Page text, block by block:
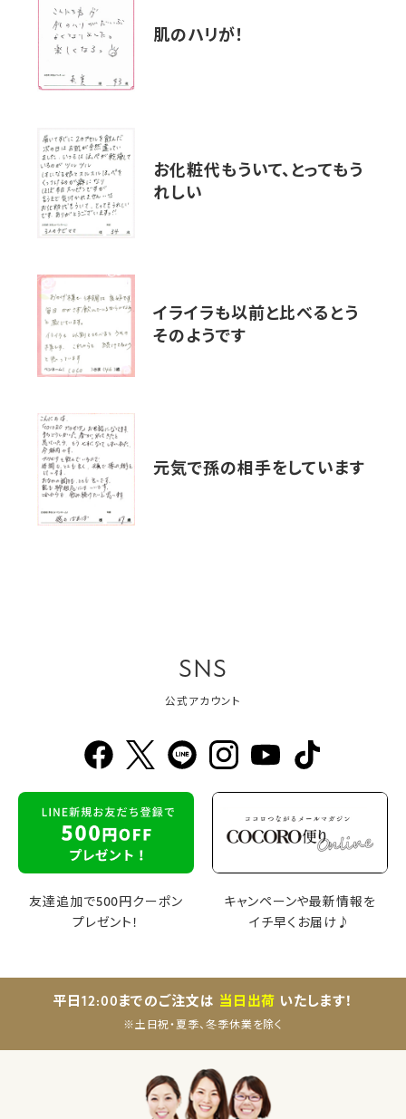
肌のハリが！
お化粧代もういて、とってもう
れしい
イライラも以前と比べるとう
そのようです
元気で孫の相手をしています
SNS
公式アカウント
友達追加で500円クーポン
プレゼント！
キャンペーンや最新情報を
イチ早くお届け♪
平日12:00までのご注文は 当日出荷 いたします！
※土日祝・夏季、冬季休業を除く